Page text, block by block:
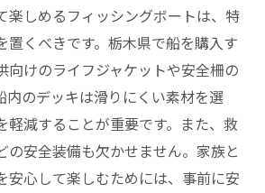
楽しめるフィッシングボートは、特
置くべきです。栃木県で船を購入す
向けのライフジャケットや安全柵の
内のデッキは滑りにくい素材を選
軽減することが重要です。また、救
の安全装備も欠かせません。家族と
安心して楽しむためには、事前に安